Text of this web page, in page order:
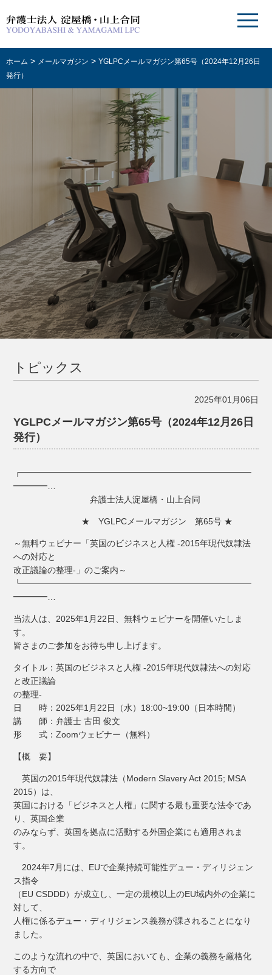
ホーム > メールマガジン > YGLPCメールマガジン第65号（2024年12月26日
発行）
トピックス
2025年01月06日
YGLPCメールマガジン第65号（2024年12月26日
発行）
┏━━━━━━━━━━━━━━━━━━━━━━━━━━━
━━━━…
弁護士法人淀屋橋・山上合同
★ YGLPCメールマガジン 第65号 ★
～無料ウェビナー「英国のビジネスと人権 -2015年現代奴隷法
への対応と
改正議論の整理-」のご案内～
┗━━━━━━━━━━━━━━━━━━━━━━━━━━━
━━━━…
当法人は、2025年1月22日、無料ウェビナーを開催いたしま
す。
皆さまのご参加をお待ち申し上げます。
タイトル：英国のビジネスと人権 -2015年現代奴隷法への対応
と改正議論
の整理-
日 時：2025年1月22日（水）18:00~19:00（日本時間）
講 師：弁護士 古田 俊文
形 式：Zoomウェビナー（無料）
【概 要】
英国の2015年現代奴隷法（Modern Slavery Act 2015; MSA
2015）は、
英国における「ビジネスと人権」に関する最も重要な法令であ
り、英国企業
のみならず、英国を拠点に活動する外国企業にも適用されま
す。
2024年7月には、EUで企業持続可能性デュー・ディリジェン
ス指令
（EU CSDDD）が成立し、一定の規模以上のEU域内外の企業に
対して、
人権に係るデュー・ディリジェンス義務が課されることになり
ました。
このような流れの中で、英国においても、企業の義務を厳格化
する方向で